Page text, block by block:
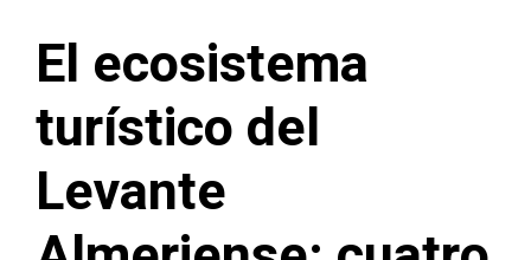
El ecosistema
turístico del
Levante